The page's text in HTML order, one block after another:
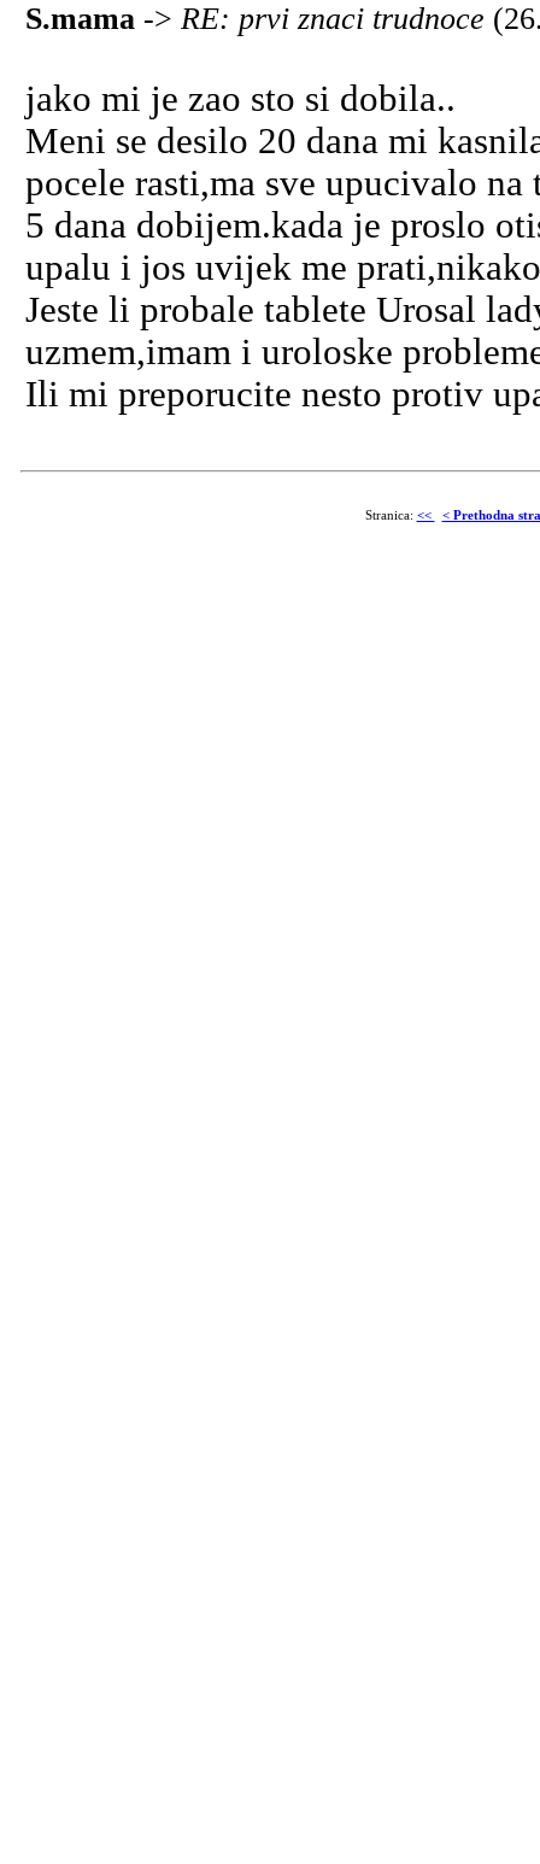
S.mama -> RE: prvi znaci trudnoce
jako mi je zao sto si dobila..
Meni se desilo 20 dana mi
pocele rasti,ma sve upucivalo
5 dana dobijem.kada je proslo
upalu i jos uvijek me
Jeste li probale tablete Urosal
uzmem,imam i uroloske
Ili mi preporucite nesto protiv
Stranica: << < Prethodna